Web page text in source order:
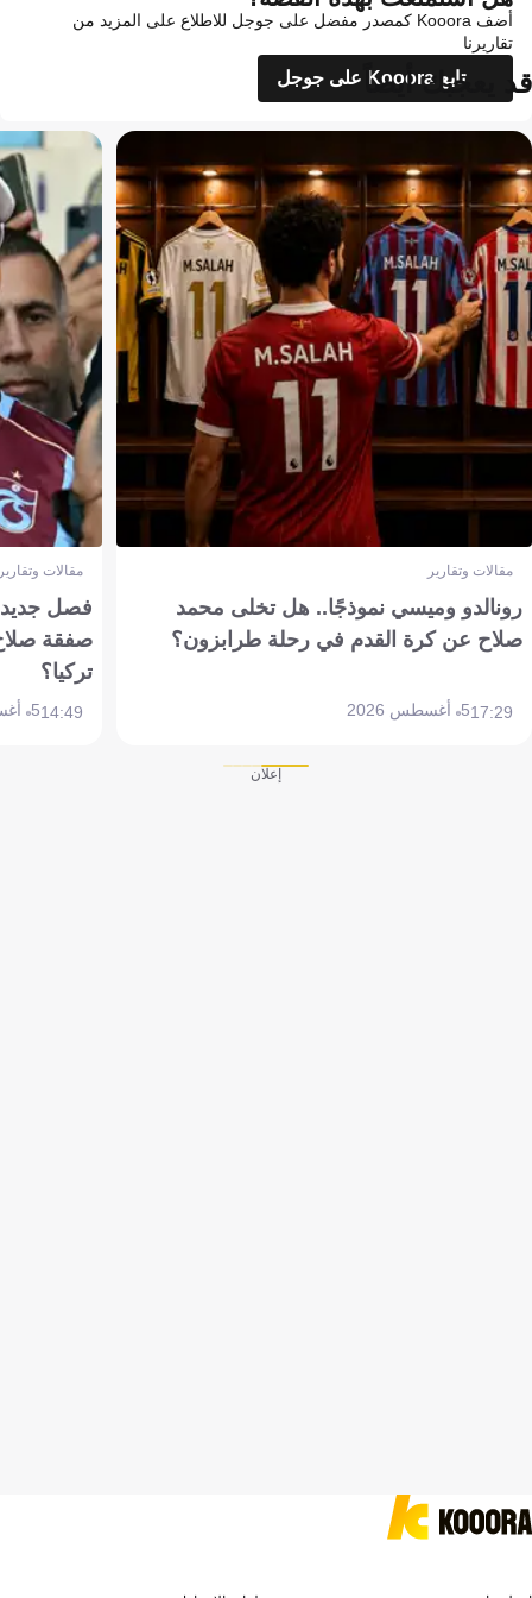
أضف Kooora كمصدر مفضل على جوجل للاطلاع على المزيد من
تقاريرنا
تابع Kooora على جوجل
قد يعجبك أيضاً
مقالات وتقارير
رونالدو وميسي نموذجًا.. هل تخلى محمد
صلاح عن كرة القدم في رحلة طرابزون؟
17:295 أغسطس 2026
مقالات
فصل جديد
صفقة
تركيا؟
14:495 أغسطس 2026
إعلان